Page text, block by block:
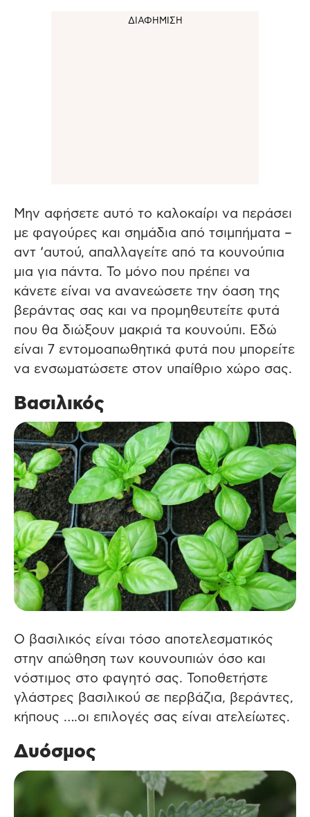
Μην αφήσετε αυτό το καλοκαίρι να περάσει
με φαγούρες και σημάδια από τσιμπήματα –
αντ ‘αυτού, απαλλαγείτε από τα κουνούπια
μια για πάντα. Το μόνο που πρέπει να
κάνετε είναι να ανανεώσετε την όαση της
βεράντας σας και να προμηθευτείτε φυτά
που θα διώξουν μακριά τα κουνούπι. Εδώ
είναι 7 εντομοαπωθητικά φυτά που μπορείτε
να ενσωματώσετε στον υπαίθριο χώρο σας.
Βασιλικός
Ο βασιλικός είναι τόσο αποτελεσματικός
στην απώθηση των κουνουπιών όσο και
νόστιμος στο φαγητό σας. Τοποθετήστε
γλάστρες βασιλικού σε περβάζια, βεράντες,
κήπους ….οι επιλογές σας είναι ατελείωτες.
Δυόσμος